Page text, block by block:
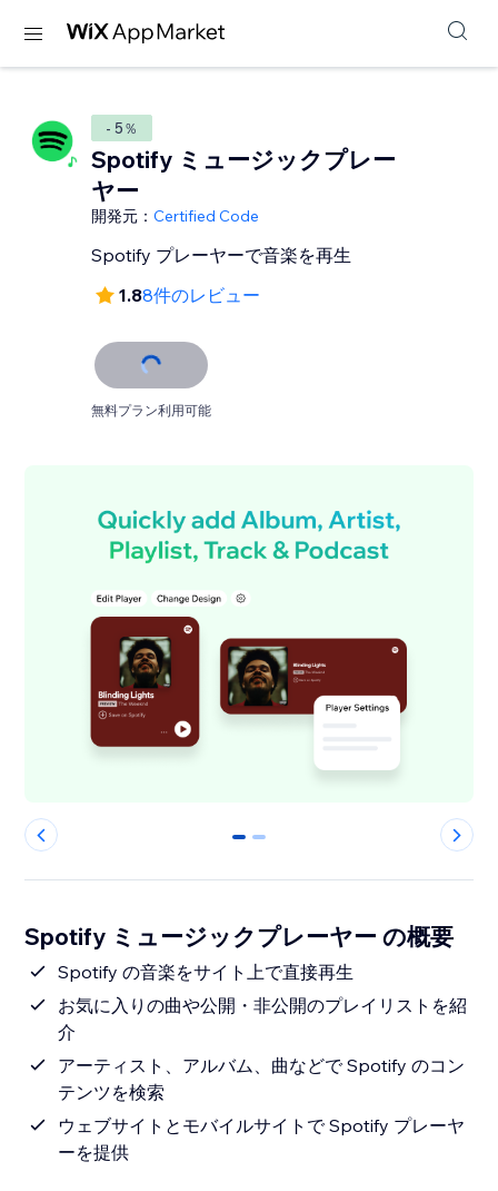
- 5％
Spotify ミュージックプレー
ヤー
開発元：Certified Code
Spotify プレーヤーで音楽を再生
1.88件のレビュー
無料プラン利用可能
0 1
Spotify ミュージックプレーヤー の概要
Spotify の音楽をサイト上で直接再生
お気に入りの曲や公開・非公開のプレイリストを紹
介
アーティスト、アルバム、曲などで Spotify のコン
テンツを検索
ウェブサイトとモバイルサイトで Spotify プレーヤ
ーを提供